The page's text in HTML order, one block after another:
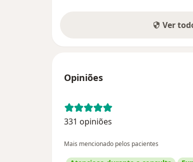
Ver
Opiniões
331 opiniões
Mais mencionado pelos pacientes